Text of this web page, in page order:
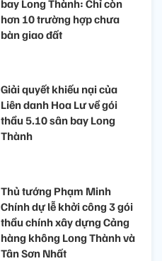
bay Long Thành: Chỉ còn
hơn 10 trường hợp chưa
bàn giao đất
Giải quyết khiếu nại của
Liên danh Hoa Lư về gói
thầu 5.10 sân bay Long
Thành
Thủ tướng Phạm Minh
Chính dự lễ khởi công 3 gói
thầu chính xây dựng Cảng
hàng không Long Thành và
Tân Sơn Nhất